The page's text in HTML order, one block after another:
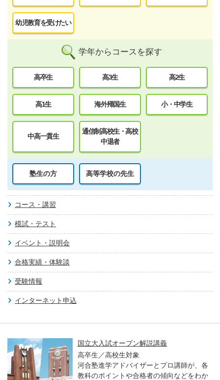
幼児教育を受けたい
学年からコースを探す
高卒生 高3生 高2生
高1生 海外帰国生 小・中学生
中高一貫生
通信制高校生・高校
中退者
塾生の方 高等学校の先生
コース・講習
模試・テスト
イベント・説明会
合格実績・体験談
受験情報
インターネット申込
国立大入試オープン解説講義
高卒生／高校生対象
河合塾進学アドバイザーとプロ講師が、各
教科のポイントや合格者の傾向などをわか